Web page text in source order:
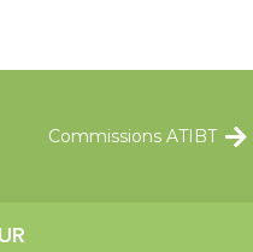
Commissions ATIBT